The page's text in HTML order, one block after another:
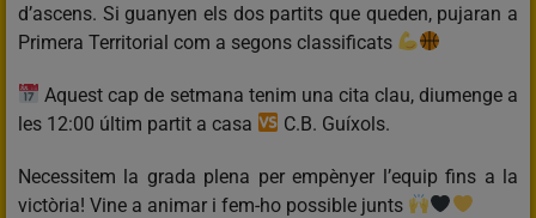
d’ascens. Si guanyen els dos partits que queden, pujaran a
Primera Territorial com a segons classificats
Aquest cap de setmana tenim una cita clau, diumenge a
les 12:00 últim partit a casa
C.B. Guíxols.
Necessitem la grada plena per empènyer l’equip fins a la
victòria! Vine a animar i fem-ho possible junts